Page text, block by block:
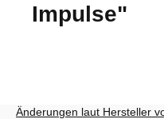
Impulse"
Änderungen laut Hersteller